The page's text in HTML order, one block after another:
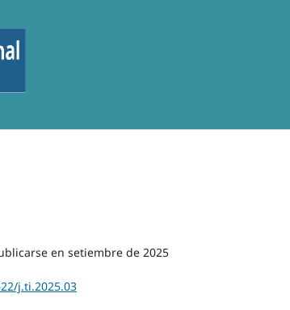
en setiembre de 2025
j.ti.2025.03